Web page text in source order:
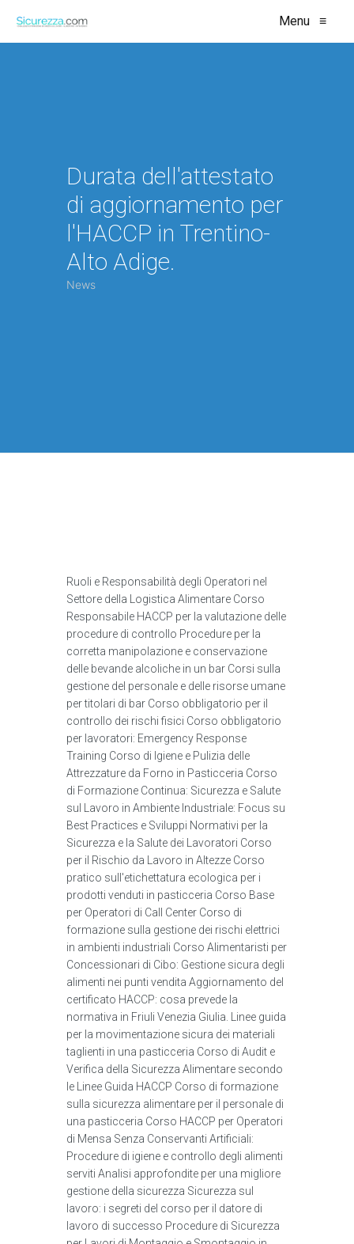
Menu ≡
Durata dell'attestato
di aggiornamento per
l'HACCP in Trentino-
Alto Adige.
News
Ruoli e Responsabilità degli Operatori nel
Settore della Logistica Alimentare Corso
Responsabile HACCP per la valutazione delle
procedure di controllo Procedure per la
corretta manipolazione e conservazione
delle bevande alcoliche in un bar Corsi sulla
gestione del personale e delle risorse umane
per titolari di bar Corso obbligatorio per il
controllo dei rischi fisici Corso obbligatorio
per lavoratori: Emergency Response
Training Corso di Igiene e Pulizia delle
Attrezzature da Forno in Pasticceria Corso
di Formazione Continua: Sicurezza e Salute
sul Lavoro in Ambiente Industriale: Focus su
Best Practices e Sviluppi Normativi per la
Sicurezza e la Salute dei Lavoratori Corso
per il Rischio da Lavoro in Altezze Corso
pratico sull'etichettatura ecologica per i
prodotti venduti in pasticceria Corso Base
per Operatori di Call Center Corso di
formazione sulla gestione dei rischi elettrici
in ambienti industriali Corso Alimentaristi per
Concessionari di Cibo: Gestione sicura degli
alimenti nei punti vendita Aggiornamento del
certificato HACCP: cosa prevede la
normativa in Friuli Venezia Giulia. Linee guida
per la movimentazione sicura dei materiali
taglienti in una pasticceria Corso di Audit e
Verifica della Sicurezza Alimentare secondo
le Linee Guida HACCP Corso di formazione
sulla sicurezza alimentare per il personale di
una pasticceria Corso HACCP per Operatori
di Mensa Senza Conservanti Artificiali:
Procedure di igiene e controllo degli alimenti
serviti Analisi approfondite per una migliore
gestione della sicurezza Sicurezza sul
lavoro: i segreti del corso per il datore di
lavoro di successo Procedure di Sicurezza